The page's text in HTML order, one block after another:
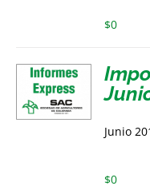
$0
Junio
$0